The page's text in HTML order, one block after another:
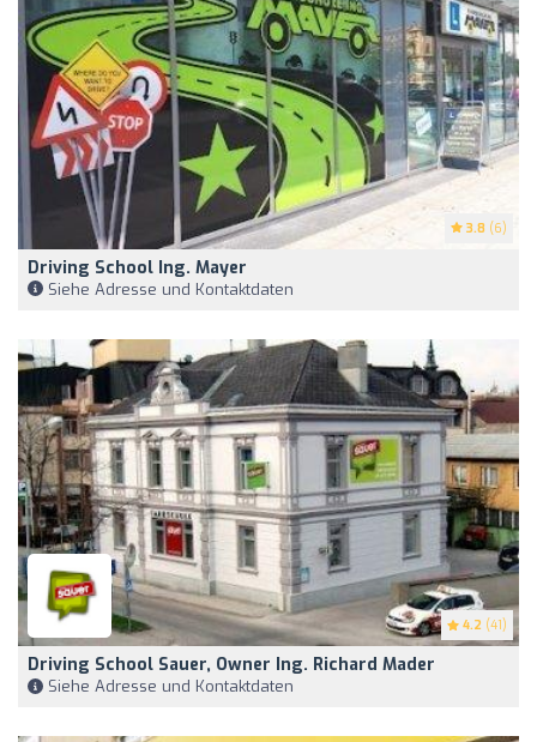
3.8 (6)
Driving School Ing. Mayer
Siehe Adresse und Kontaktdaten
4.2 (41)
Driving School Sauer, Owner Ing. Richard Mader
Siehe Adresse und Kontaktdaten